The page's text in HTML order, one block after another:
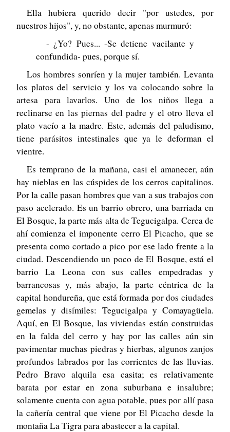
Ella hubiera querido decir "por ustedes, por
nuestros hijos", y, no obstante, apenas murmuró:
- ¿Yo? Pues... -Se detiene vacilante y
confundida- pues, porque sí.
Los hombres sonríen y la mujer también. Levanta
los platos del servicio y los va colocando sobre la
artesa para lavarlos. Uno de los niños llega a
reclinarse en las piernas del padre y el otro lleva el
plato vacío a la madre. Este, además del paludismo,
tiene parásitos intestinales que ya le deforman el
vientre.
Es temprano de la mañana, casi el amanecer, aún
hay nieblas en las cúspides de los cerros capitalinos.
Por la calle pasan hombres que van a sus trabajos con
paso acelerado. Es un barrio obrero, una barriada en
El Bosque, la parte más alta de Tegucigalpa. Cerca de
ahí comienza el imponente cerro El Picacho, que se
presenta como cortado a pico por ese lado frente a la
ciudad. Descendiendo un poco de El Bosque, está el
barrio La Leona con sus calles empedradas y
barrancosas y, más abajo, la parte céntrica de la
capital hondureña, que está formada por dos ciudades
gemelas y disímiles: Tegucigalpa y Comayagüela.
Aquí, en El Bosque, las viviendas están construidas
en la falda del cerro y hay por las calles aún sin
pavimentar muchas piedras y hierbas, algunos zanjos
profundos labrados por las corrientes de las lluvias.
Pedro Bravo alquila esa casita; es relativamente
barata por estar en zona suburbana e insalubre;
solamente cuenta con agua potable, pues por allí pasa
la cañería central que viene por El Picacho desde la
montaña La Tigra para abastecer a la capital.